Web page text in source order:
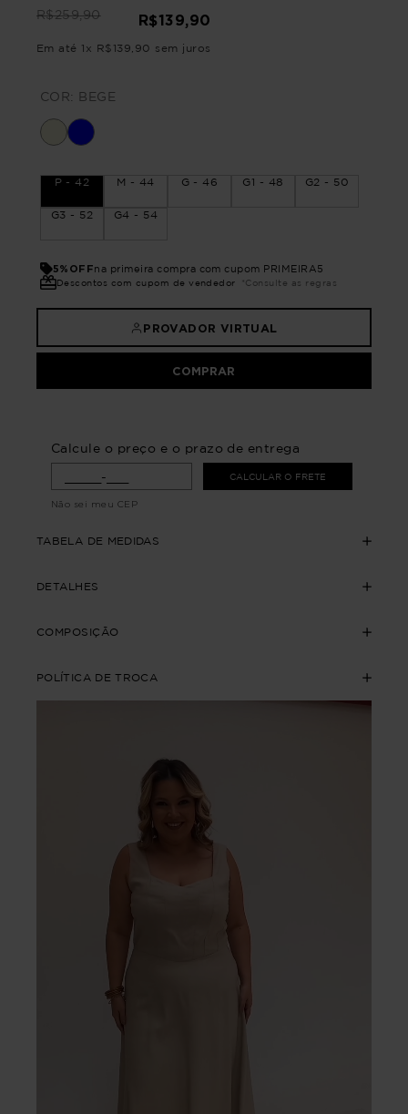
R$259,90 R$139,90
Em até 1 x R$ 139 90 sem juros
COR: BEGE
P - 42 M - 44 G - 46 G1 - 48 G2 - 50
G3 - 52 G4 - 54
5%OFFna primeira compra com cupom PRIMEIRA5
Descontos com cupom de vendedor *Consulte as regras
PROVADOR VIRTUAL
COMPRAR
Calcule o preço e o prazo de entrega
CALCULAR O FRETE
Não sei meu CEP
TABELA DE MEDIDAS
DETALHES
COMPOSIÇÃO
POLÍTICA DE TROCA